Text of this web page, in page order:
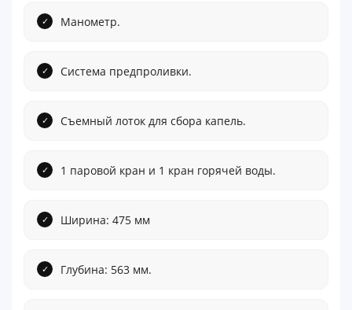
Манометр.
Система предпроливки.
Съемный лоток для сбора капель.
1 паровой кран и 1 кран горячей воды.
Ширина: 475 мм
Глубина: 563 мм.